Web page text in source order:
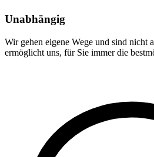
Unabhängig
Wir gehen eigene Wege und sind nicht
ermöglicht uns, für Sie immer die